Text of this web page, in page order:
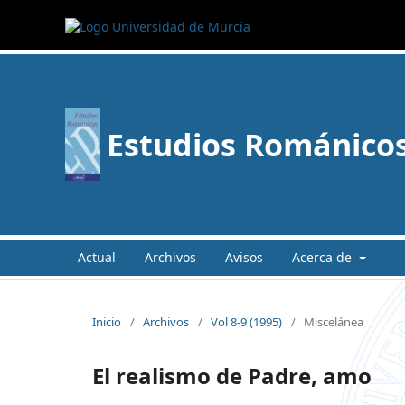
Estudios
Actual Archivos Avisos Acerca de
Inicio / Archivos / Vol 8-9 (1995) / Miscelánea
El realismo de Padre, amo